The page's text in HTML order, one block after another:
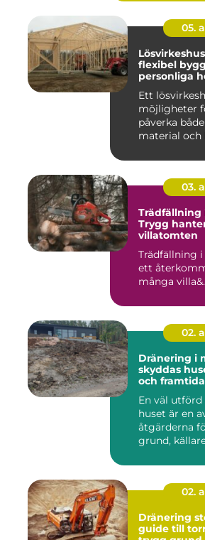
05.
flexibel
personliga
Ett
möjligheter
påverka
material och
03.
Trädfällning
Trygg
villatomten
Trädfällning
ett
många
02.
Dränering i
skyddas
och
En väl
huset är en
åtgärderna
grund,
02.
Dränering
guide till